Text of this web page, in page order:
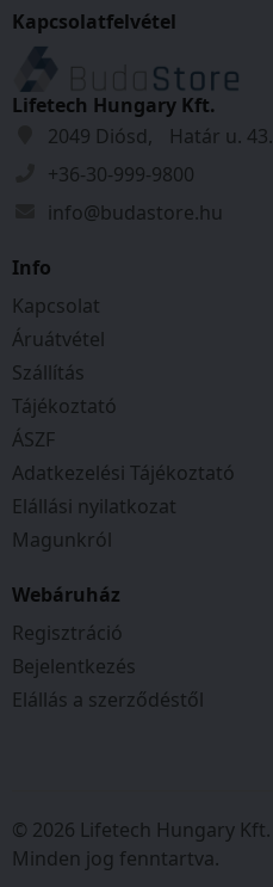
Hossz:410 mm
Szélesség:250 mm
Magasság:86,25 mm
Belső Átmérő:32 mm
Furat Átmérő:14/5 mm
Típusok: Altrad: 190LSA,
Kapcsolatfelvétel
Lifetech Hungary Kft.
2049 Diósd, Határ u. 43.
+36-30-999-9800
info@budastore.hu
Info
Kapcsolat
Áruátvétel
Szállítás
Tájékoztató
ÁSZF
Adatkezelési Tájékoztató
Elállási nyilatkozat
Magunkról
Webáruház
Regisztráció
Bejelentkezés
Elállás a szerződéstől
© 2026 Lifetech Hungary Kft.
Minden jog fenntartva.